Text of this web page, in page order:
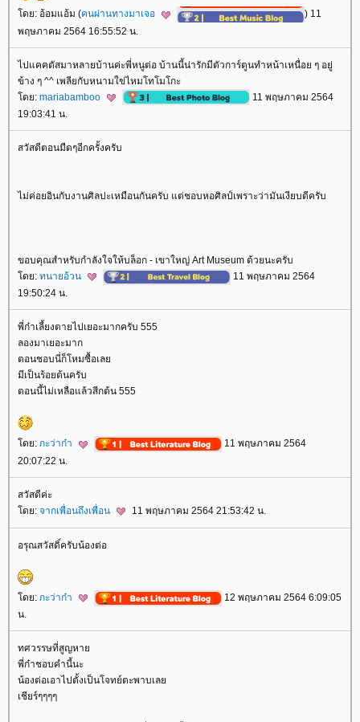
ดย: อ้อมแอ้ม (คนผ่านทางมาเจอ
) 11
พฤษภาคม 2564 16:55:52 น.
ไปแคคตัสมาหลายบ้านค่ะพี่หนูต่อ บ้านนี้น่ารักมีตัวการ์ตูนทำหน้าเหนื่อย ๆ อยู่
ข้าง ๆ ^^ เพลียกับหนามใข่ไหมโทโมโกะ
ดย: mariabamboo
11 พฤษภาคม 2564
19:03:41 น.
สวัสดีตอนมืดๆอีกครั้งครับ
ไม่ค่อยอินกับงานศิลปะเหมือนกันครับ แต่ชอบหอศิลป์เพราะว่ามันเงียบดีครับ
ขอบคุณสำหรับกำลังใจให้บล็อก - เขาใหญ่ Art Museum ด้วยนะครับ
ดย: ทนายอ้วน
11 พฤษภาคม 2564
19:50:24 น.
พี่ก๋าเลี้ยงตายไปเยอะมากครับ 555
ลองมาเยอะมาก
ตอนชอบนี่ก็โหมซื้อเล
มีเป็นร้อยต้นครับ
ตอนนี้ไม่เหลือแล้วสีกต้น 555
ดย: กะว่าก๋า
11 พฤษภาคม 2564
20:07:22 น.
สวัสดีค่ะ
ดย: จากเพื่อนถึงเพื่อน 11 พฤษภาคม 2564 21:53:42 น.
อรุณสวัสดิ์ครับน้องต่อ
ดย: กะว่าก๋า
12 พฤษภาคม 2564 6:09:05
น.
ทศวรรษที่สูญหา
พี่ก๋าชอบคำนี้นะ
น้องต่อเอาไปตั้งเป็นโจทย์ตะพาบเล
เชียร์ๆๆๆๆ